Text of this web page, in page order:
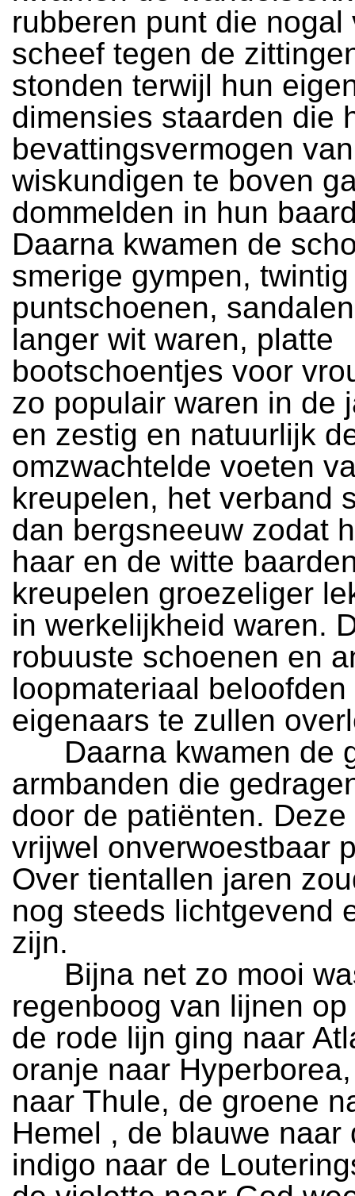
rubberen punt die nogal
scheef tegen de
stonden terwijl hun
dimensies staarden die
bevattingsvermogen van
wiskundigen te boven
dommelden in hun
Daarna kwamen de
smerige gympen,
puntschoenen,
langer wit waren, platte
bootschoentjes voor
zo populair waren in de
en zestig en natuurlijk
omzwachtelde voeten
kreupelen, het verband
dan bergsneeuw zodat
haar en de witte
kreupelen groezeliger
in werkelijkheid waren.
robuuste schoenen en
loopmateriaal beloofden
eigenaars te zullen
Daarna kwamen de
armbanden die
door de patiënten.
vrijwel onverwoestbaar
Over tientallen jaren
nog steeds lichtgevend
zijn.
Bijna net zo mooi
regenboog van lijnen
de rode lijn ging naar
oranje naar
naar Thule, de groene
Hemel , de blauwe naar
indigo naar de